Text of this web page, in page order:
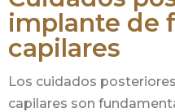
implante de
capilares
Los cuidados
capilares son